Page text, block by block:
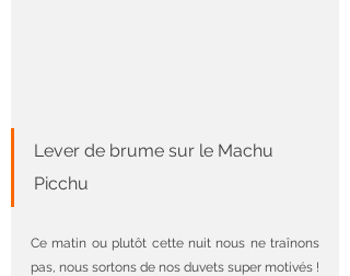
Lever de brume sur le Machu
Picchu
Ce matin ou plutôt cette nuit nous ne traînons
pas, nous sortons de nos duvets super motivés !